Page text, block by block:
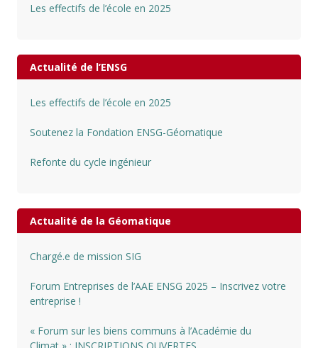
Les effectifs de l’école en 2025
Actualité de l’ENSG
Les effectifs de l’école en 2025
Soutenez la Fondation ENSG-Géomatique
Refonte du cycle ingénieur
Actualité de la Géomatique
Chargé.e de mission SIG
Forum Entreprises de l’AAE ENSG 2025 – Inscrivez votre
entreprise !
« Forum sur les biens communs à l’Académie du